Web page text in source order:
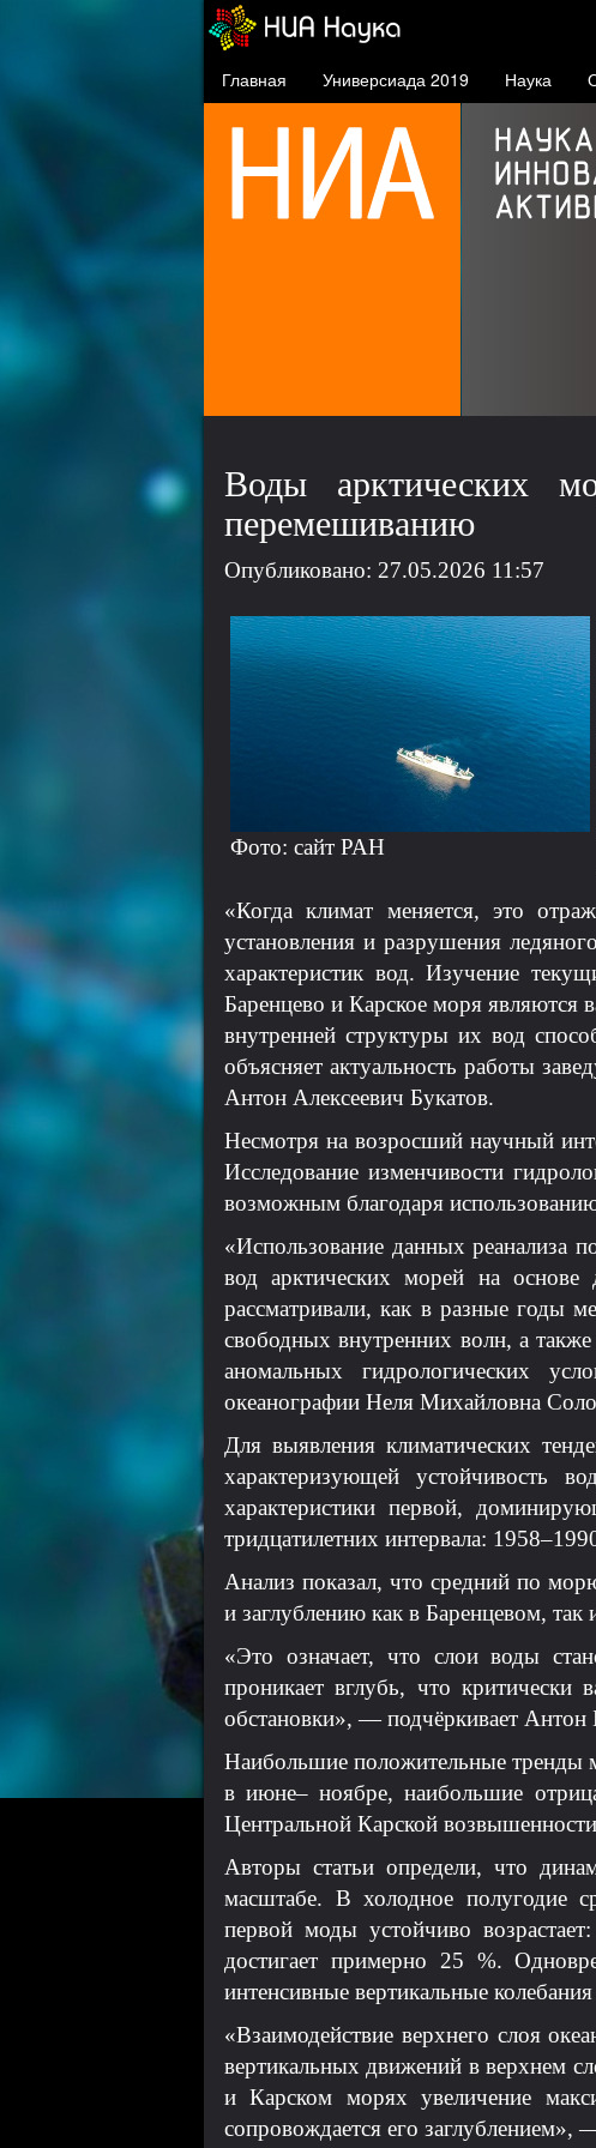
Главная Универсиада 2019 Наука
Воды арктических
перемешиванию
Опубликовано: 27.05.2026 11:57
Фото: сайт РАН
«Когда климат меняется, это
установления и разрушения
характеристик вод. Изучение
Баренцево и Карское моря являются
внутренней структуры их вод
объясняет актуальность работы
Антон Алексеевич Букатов.
Несмотря на возросший научный
Исследование изменчивости
возможным благодаря
«Использование данных реанализа
вод арктических морей на основе
рассматривали, как в разные годы
свободных внутренних волн, а
аномальных гидрологических
океанографии Неля Михайловна
Для выявления климатических
характеризующей устойчивость
характеристики первой,
тридцатилетних интервала:
Анализ показал, что средний по
и заглублению как в Баренцевом,
«Это означает, что слои воды
проникает вглубь, что
обстановки», — подчёркивает Антон
Наибольшие положительные тренды
в июне– ноябре, наибольшие
Центральной Карской
Авторы статьи определи, что
масштабе. В холодное полугодие
первой моды устойчиво
достигает примерно 25 %.
интенсивные вертикальные
«Взаимодействие верхнего слоя
вертикальных движений в верхнем
и Карском морях увеличение
сопровождается его заглублением»,